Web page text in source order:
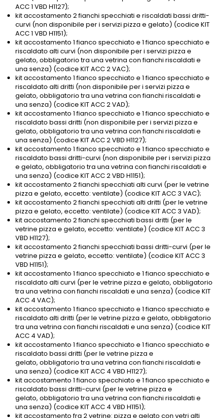
ACC 1 VBD H1127);
kit accostamento 2 fianchi specchiati e riscaldati bassi dritti-
curvi (non disponibile per i servizi pizza e gelato) (codice KIT
ACC 1 VBD H1151);
kit accostamento 1 fianco specchiato e 1 fianco specchiato e
riscaldato alti curvi (non disponibile per i servizi pizza e
gelato, obbligatorio tra una vetrina con fianchi riscaldati e
una senza) (codice KIT ACC 2 VAC);
kit accostamento 1 fianco specchiato e 1 fianco specchiato e
riscaldato alti dritti (non disponibile per i servizi pizza e
gelato, obbligatorio tra una vetrina con fianchi riscaldati e
una senza) (codice KIT ACC 2 VAD);
kit accostamento 1 fianco specchiato e 1 fianco specchiato e
riscaldato bassi dritti (non disponibile per i servizi pizza e
gelato, obbligatorio tra una vetrina con fianchi riscaldati e
una senza) (codice KIT ACC 2 VBD H1127);
kit accostamento 1 fianco specchiato e 1 fianco specchiato e
riscaldato bassi dritti-curvi (non disponibile per i servizi pizza
e gelato, obbligatorio tra una vetrina con fianchi riscaldati e
una senza) (codice KIT ACC 2 VBD H1151);
kit accostamento 2 fianchi specchiati alti curvi (per le vetrine
pizza e gelato, eccetto: ventilate) (codice KIT ACC 3 VAC);
kit accostamento 2 fianchi specchiati alti dritti (per le vetrine
pizza e gelato, eccetto: ventilate) (codice KIT ACC 3 VAD);
kit accostamento 2 fianchi specchiati bassi dritti (per le
vetrine pizza e gelato, eccetto: ventilate) (codice KIT ACC 3
VBD H1127);
kit accostamento 2 fianchi specchiati bassi dritti-curvi (per le
vetrine pizza e gelato, eccetto: ventilate) (codice KIT ACC 3
VBD H1151);
kit accostamento 1 fianco specchiato e 1 fianco specchiato e
riscaldato alti curvi (per le vetrine pizza e gelato, obbligatorio
tra una vetrina con fianchi riscaldati e una senza) (codice KIT
ACC 4 VAC);
kit accostamento 1 fianco specchiato e 1 fianco specchiato e
riscaldato alti dritti (per le vetrine pizza e gelato, obbligatorio
tra una vetrina con fianchi riscaldati e una senza) (codice KIT
ACC 4 VAD);
kit accostamento 1 fianco specchiato e 1 fianco specchiato e
riscaldato bassi dritti (per le vetrine pizza e
gelato, obbligatorio tra una vetrina con fianchi riscaldati e
una senza) (codice KIT ACC 4 VBD H1127);
kit accostamento 1 fianco specchiato e 1 fianco specchiato e
riscaldato bassi dritti-curvi (per le vetrine pizza e
gelato, obbligatorio tra una vetrina con fianchi riscaldati e
una senza) (codice KIT ACC 4 VBD H1151);
kit accostamento fra 2 vetrine: pizza e gelato con vetri alti